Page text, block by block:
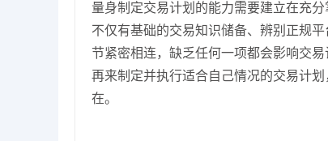
量身制定交易计划的能力需要建立在充
不仅有基础的交易知识储备、辨别正规
节紧密相连，缺乏任何一项都会影响交
再来制定并执行适合自己情况的交易计
在。